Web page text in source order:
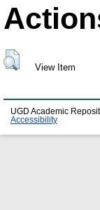
View Item
UGD Academic
Accessibility